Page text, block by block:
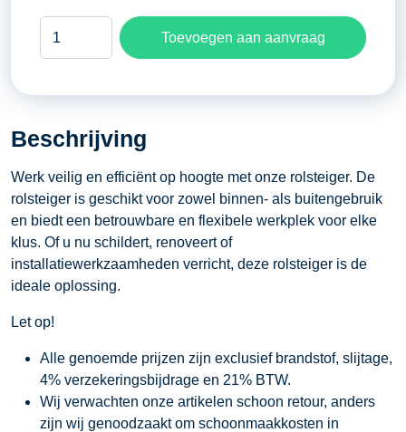
meter
Toevoegen aan aanvraag
Beschrijving
Werk veilig en efficiënt op hoogte met onze rolsteiger. De
rolsteiger is geschikt voor zowel binnen- als buitengebruik
en biedt een betrouwbare en flexibele werkplek voor elke
klus. Of u nu schildert, renoveert of
installatiewerkzaamheden verricht, deze rolsteiger is de
ideale oplossing.
Let op!
Alle genoemde prijzen zijn exclusief brandstof, slijtage,
4% verzekeringsbijdrage en 21% BTW.
Wij verwachten onze artikelen schoon retour, anders
zijn wij genoodzaakt om schoonmaakkosten in